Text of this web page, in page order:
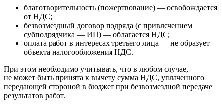
благотворительность (пожертвование) — освобождается
от НДС;
безвозмездный договор подряда (с привлечением
субподрядчика — ИП) — облагается НДС;
оплата работ в интересах третьего лица — не образует
объекта налогообложения НДС.
При этом необходимо учитывать, что в любом случае,
не может быть принята к вычету сумма НДС, уплаченного
передающей стороной в бюджет при безвозмездной передаче
результатов работ.